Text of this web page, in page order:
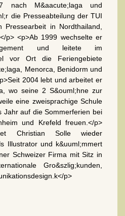
nach M&aacute;laga und
die Presseabteilung der TUI
in Nordthailand,
p> <p>Ab 1999 wechselte er
und leitete im
vor Ort die Feriengebiete
Menorca, Benidorm und
2004 lebt und arbeitet er
wo seine 2 S&ouml;hne zur
eine zweisprachige Schule
Jahr auf die Sommerferien bei
und Krefeld freuen.</p>
Christian Solle wieder
Illustrator und k&uuml;mmert
Schweizer Firma mit Sitz in
Gro&szlig;kunden,
p>